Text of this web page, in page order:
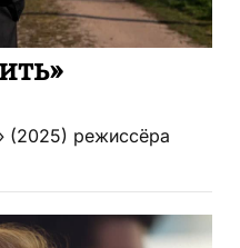
(2025) режиссёра